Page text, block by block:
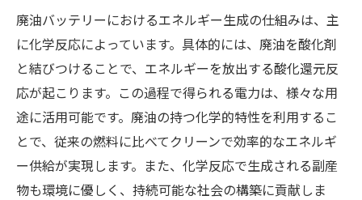
廃油バッテリーにおけるエネルギー生成の仕組みは、主
に化学反応によっています。具体的には、廃油を酸化剤
と結びつけることで、エネルギーを放出する酸化還元反
応が起こります。この過程で得られる電力は、様々な用
途に活用可能です。廃油の持つ化学的特性を利用するこ
とで、従来の燃料に比べてクリーンで効率的なエネルギ
ー供給が実現します。また、化学反応で生成される副産
物も環境に優しく、持続可能な社会の構築に貢献しま